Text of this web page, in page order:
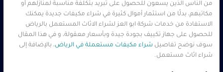
من الناس الذين يسعون للحصول على تبريد بتكلفة مناسبة لمنازلهم أو
مكاتبهم، بدلًا من استثمار أموال كثيرة في شراء مكيفات جديدة يمكنك
الاستفادة من خدمات شركة ابو العز لشراء الاثاث المستعمل بالرياض
للحصول على جهاز تكييف بجودة جيدة وبأسعار معقولة، و في هذا المقال
سوف نوضح تفاصيل شراء مكيفات مستعملة في الرياض، بالإضافة إلى
شراء اثاث مستعمل.